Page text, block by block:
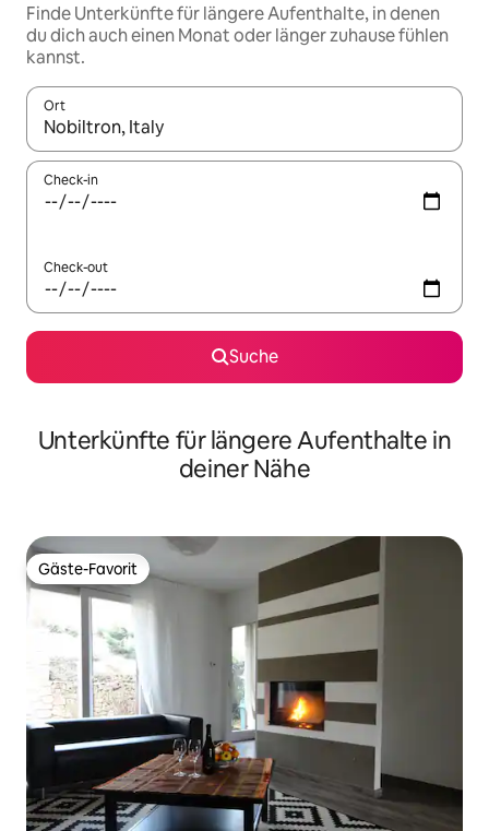
Finde Unterkünfte für längere Aufenthalte, in denen
du dich auch einen Monat oder länger zuhause fühlen
kannst.
Ort
Wenn Ergebnisse verfügbar sind, navigiere mit den
Check-in
Check-out
Suche
Unterkünfte für längere Aufenthalte in
deiner Nähe
Gäste-Favorit
Gäste-Favorit